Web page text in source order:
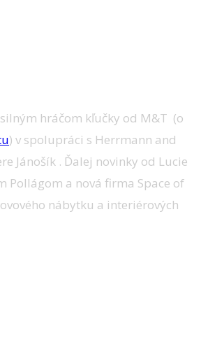
hráčom kľučky od M&T (o
) v spolupráci s Herrmann and
Jánošík . Ďalej novinky od Lucie
Pollágom a nová firma Space of
nábytku a interiérových